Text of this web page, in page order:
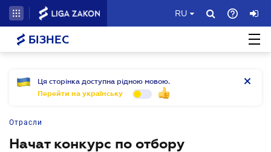
RU
БІЗНЕС
Ця сторінка доступна рідною мовою.
Перейти на українську
Отрасли
Начат конкурс по отбору